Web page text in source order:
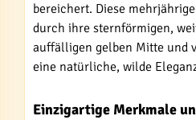
bereichert. Diese
durch ihre sternförmigen,
auffälligen gelben Mitte und
eine natürliche, wilde
Einzigartige Merkmale